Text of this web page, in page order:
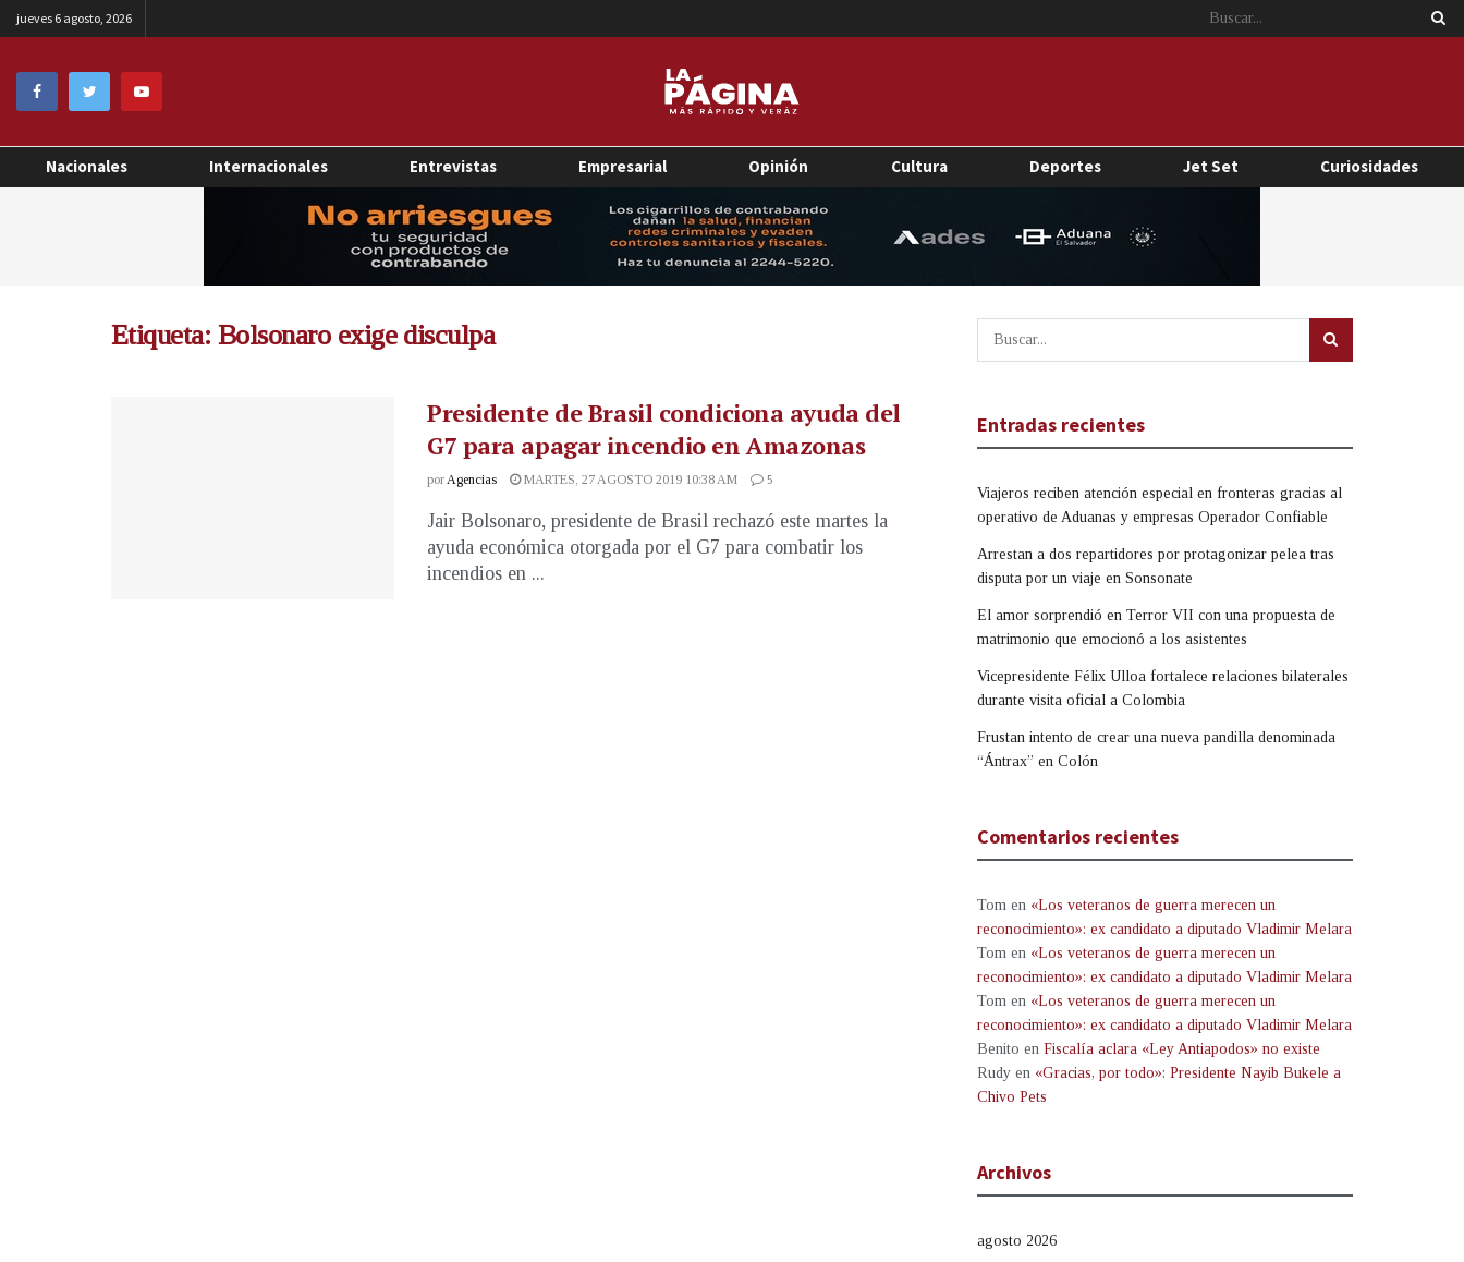
jueves 6 agosto, 2026
Nacionales Internacionales Entrevistas Empresarial Opinión Cultura Deportes Jet Set Curiosidades
Etiqueta: Bolsonaro exige disculpa
Presidente de Brasil condiciona ayuda del
G7 para apagar incendio en Amazonas
porAgencias MARTES, 27 AGOSTO 2019 10:38 AM 5
Jair Bolsonaro, presidente de Brasil rechazó este martes la
ayuda económica otorgada por el G7 para combatir los
incendios en ...
Entradas recientes
Viajeros reciben atención especial en fronteras gracias al
operativo de Aduanas y empresas Operador Confiable
Arrestan a dos repartidores por protagonizar pelea tras
disputa por un viaje en Sonsonate
El amor sorprendió en Terror VII con una propuesta de
matrimonio que emocionó a los asistentes
Vicepresidente Félix Ulloa fortalece relaciones bilaterales
durante visita oficial a Colombia
Frustan intento de crear una nueva pandilla denominada
“Ántrax” en Colón
Comentarios recientes
Tom en «Los veteranos de guerra merecen un
reconocimiento»: ex candidato a diputado Vladimir Melara
Tom en «Los veteranos de guerra merecen un
reconocimiento»: ex candidato a diputado Vladimir Melara
Tom en «Los veteranos de guerra merecen un
reconocimiento»: ex candidato a diputado Vladimir Melara
Benito en Fiscalía aclara «Ley Antiapodos» no existe
Rudy en «Gracias, por todo»: Presidente Nayib Bukele a
Chivo Pets
Archivos
agosto 2026